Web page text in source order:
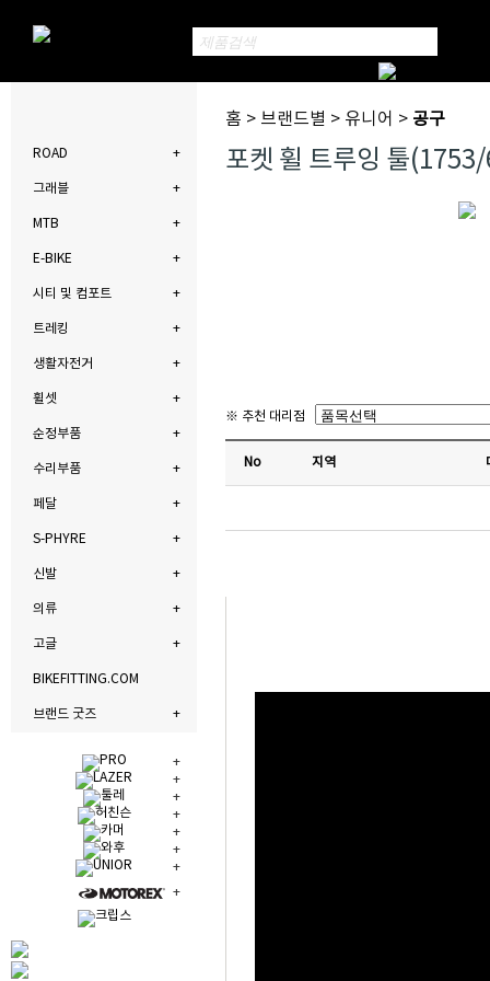
ROAD
그래블
MTB
E-BIKE
시티 및 컴포트
트레킹
생활자전거
휠셋
순정부품
수리부품
페달
S-PHYRE
신발
의류
고글
BIKEFITTING.COM
브랜드 굿즈
홈 > 브랜드별 > 유니어 > 공구
포켓 휠 트루잉 툴
※ 추천 대리점
No 지역